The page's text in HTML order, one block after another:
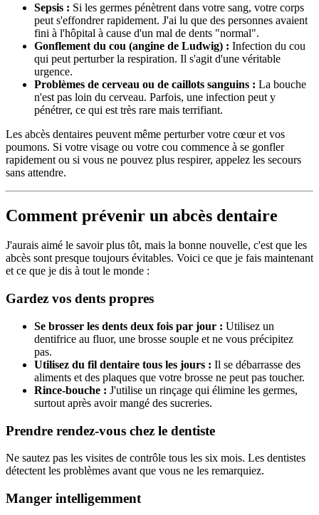
Sepsis : Si les germes pénètrent dans votre sang, votre corps
peut s'effondrer rapidement. J'ai lu que des personnes avaient
fini à l'hôpital à cause d'un mal de dents "normal".
Gonflement du cou (angine de Ludwig) : Infection du cou
qui peut perturber la respiration. Il s'agit d'une véritable
urgence.
Problèmes de cerveau ou de caillots sanguins : La bouche
n'est pas loin du cerveau. Parfois, une infection peut y
pénétrer, ce qui est très rare mais terrifiant.
Les abcès dentaires peuvent même perturber votre cœur et vos
poumons. Si votre visage ou votre cou commence à se gonfler
rapidement ou si vous ne pouvez plus respirer, appelez les secours
sans attendre.
Comment prévenir un abcès dentaire
J'aurais aimé le savoir plus tôt, mais la bonne nouvelle, c'est que les
abcès sont presque toujours évitables. Voici ce que je fais maintenant
et ce que je dis à tout le monde :
Gardez vos dents propres
Se brosser les dents deux fois par jour : Utilisez un
dentifrice au fluor, une brosse souple et ne vous précipitez
pas.
Utilisez du fil dentaire tous les jours : Il se débarrasse des
aliments et des plaques que votre brosse ne peut pas toucher.
Rince-bouche : J'utilise un rinçage qui élimine les germes,
surtout après avoir mangé des sucreries.
Prendre rendez-vous chez le dentiste
Ne sautez pas les visites de contrôle tous les six mois. Les dentistes
détectent les problèmes avant que vous ne les remarquiez.
Manger intelligemment